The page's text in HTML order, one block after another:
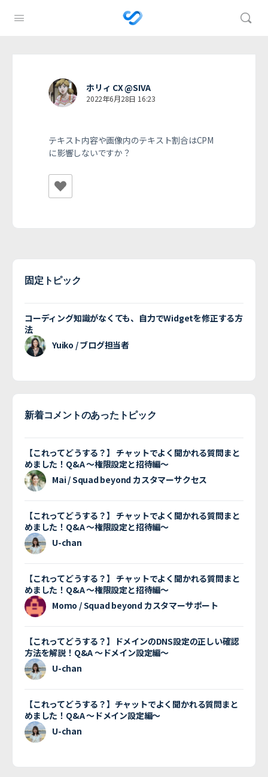
ホリィ CX @SIVA
2022年6月28日 16:23
テキスト内容や画像内のテキスト割合はCPM
に影響しないですか？
固定トピック
コーディング知識がなくても、自力でWidgetを修正する方
法
Yuiko / ブログ担当者
新着コメントのあったトピック
【これってどうする？】 チャットでよく聞かれる質問まと
めました！Q&A 〜権限設定と招待編〜
Mai / Squad beyond カスタマーサクセス
【これってどうする？】 チャットでよく聞かれる質問まと
めました！Q&A 〜権限設定と招待編〜
U-chan
【これってどうする？】 チャットでよく聞かれる質問まと
めました！Q&A 〜権限設定と招待編〜
Momo / Squad beyond カスタマーサポート
【これってどうする？】ドメインのDNS設定の正しい確認
方法を解説！Q&A 〜ドメイン設定編〜
U-chan
【これってどうする？】チャットでよく聞かれる質問まと
めました！Q&A 〜ドメイン設定編〜
U-chan